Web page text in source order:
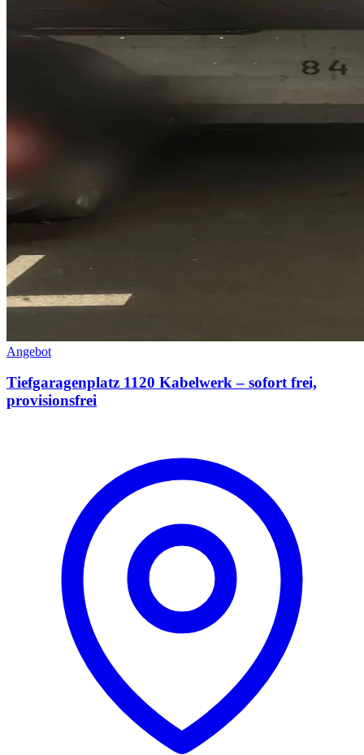
Angebot
Tiefgaragenplatz 1120 Kabelwerk – sofort frei,
provisionsfrei